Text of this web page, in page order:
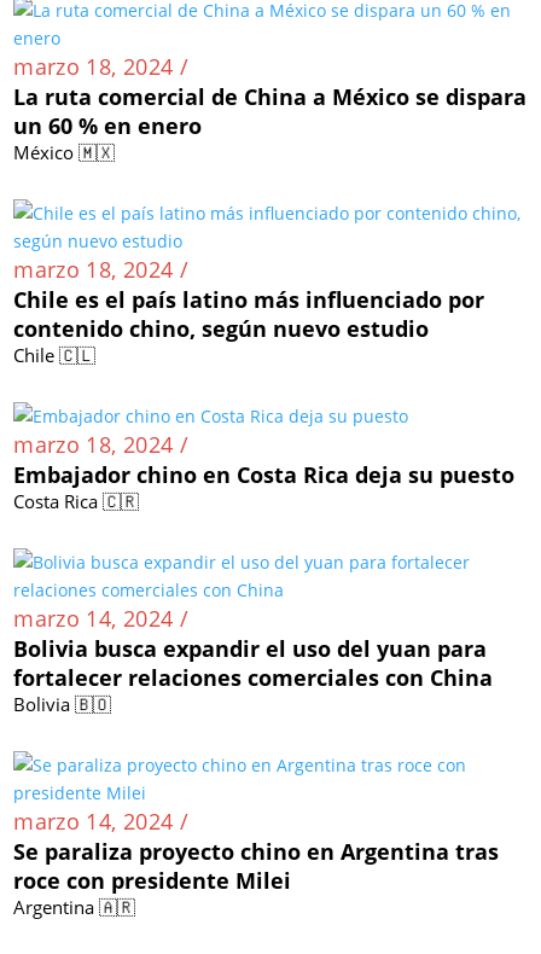
marzo 18, 2024 /
La ruta comercial de China a México se dispara
un 60 % en enero
México 🇲🇽
marzo 18, 2024 /
Chile es el país latino más influenciado por
contenido chino, según nuevo estudio
Chile 🇨🇱
marzo 18, 2024 /
Embajador chino en Costa Rica deja su puesto
Costa Rica 🇨🇷
marzo 14, 2024 /
Bolivia busca expandir el uso del yuan para
fortalecer relaciones comerciales con China
Bolivia 🇧🇴
marzo 14, 2024 /
Se paraliza proyecto chino en Argentina tras
roce con presidente Milei
Argentina 🇦🇷